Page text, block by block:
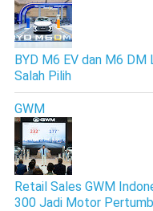
BYD M6 EV dan M6 DM
Salah Pilih
GWM
Retail Sales GWM
300 Jadi Motor